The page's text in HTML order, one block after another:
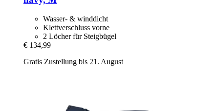
Wasser- & winddicht
Klettverschluss vorne
2 Löcher für Steigbügel
€ 134,99
Gratis Zustellung bis 21. August